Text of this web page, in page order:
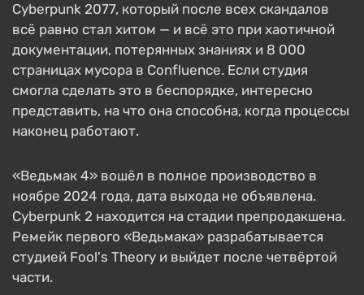
Cyberpunk 2077, который после всех скандалов
всё равно стал хитом — и всё это при хаотичной
документации, потерянных знаниях и 8 000
страницах мусора в Confluence. Если студия
смогла сделать это в беспорядке, интересно
представить, на что она способна, когда процессы
наконец работают.
«Ведьмак 4» вошёл в полное производство в
ноябре 2024 года, дата выхода не объявлена.
Cyberpunk 2 находится на стадии препродакшена.
Ремейк первого «Ведьмака» разрабатывается
студией Fool's Theory и выйдет после четвёртой
части.